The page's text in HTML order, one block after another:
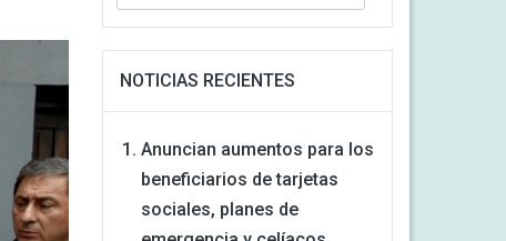
NOTICIAS RECIENTES
Anuncian aumentos para los
beneficiarios de tarjetas
sociales, planes de